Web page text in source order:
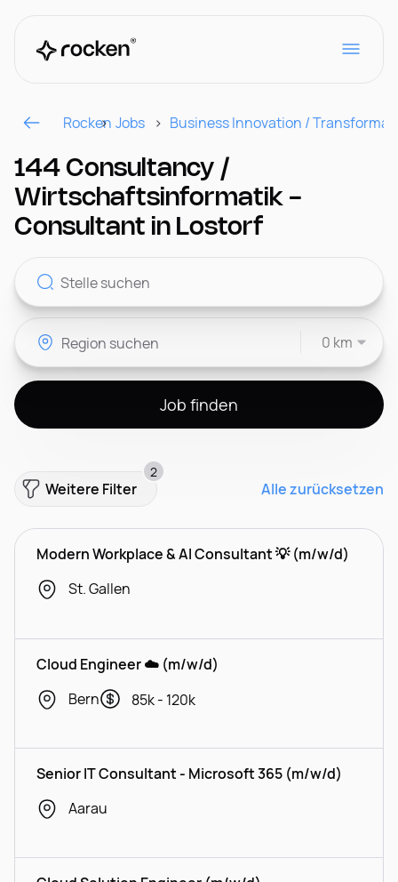
Für Arbeitgeber
Kontakt
Rocken Jobs Business Innovation /
144 Consultancy /
Wirtschaftsinformatik -
Consultant in Lostorf
0 km
Job finden
Weitere Filter
2
Alle zurücksetzen
Modern Workplace & AI Consultant 💡 (m/w/d)
St. Gallen
Cloud Engineer ☁️ (m/w/d)
Bern
85k - 120k
Senior IT Consultant - Microsoft 365 (m/w/d)
Aarau